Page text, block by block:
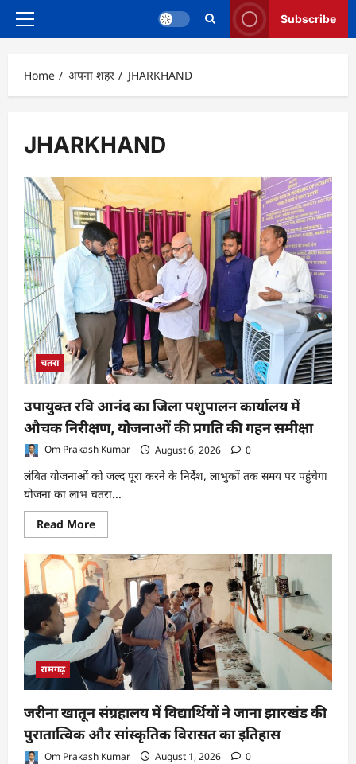
Primary
Subscribe
Home अपना शहर JHARKHAND
JHARKHAND
चतरा
उपायुक्त रवि आनंद का जिला पशुपालन कार्यालय में
औचक निरीक्षण, योजनाओं की प्रगति की गहन समीक्षा
Om Prakash Kumar August 6, 2026 0
लंबित योजनाओं को जल्द पूरा करने के निर्देश, लाभुकों तक समय पर पहुंचेगा
योजना का लाभ चतरा...
Read MoreRead
more
उपायुक्त
रवि
आनंद
का
जिला
पशुपालन
कार्यालय
में
औचक
निरीक्षण,
योजनाओं
की
प्रगति
की
गहन
समीक्षा
रामगढ़
जरीना खातून संग्रहालय में विद्यार्थियों ने जाना झारखंड की
पुरातात्विक और सांस्कृतिक विरासत का इतिहास
Om Prakash Kumar August 1, 2026 0